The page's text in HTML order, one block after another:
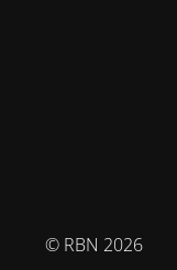
© RBN 2026